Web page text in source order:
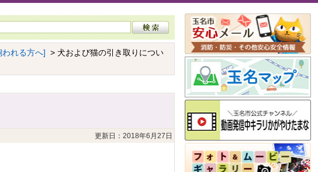
れる方へ] > 犬および猫の引き取りについ
更新日：2018年6月27日